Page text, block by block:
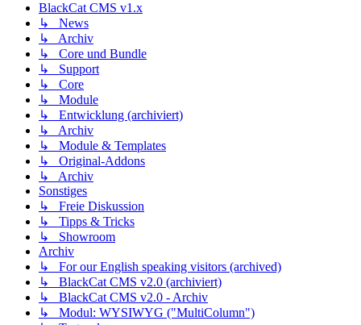
BlackCat CMS v1.x
↳ News
↳ Archiv
↳ Core und Bundle
↳ Support
↳ Core
↳ Module
↳ Entwicklung (archiviert)
↳ Archiv
↳ Module & Templates
↳ Original-Addons
↳ Archiv
Sonstiges
↳ Freie Diskussion
↳ Tipps & Tricks
↳ Showroom
Archiv
↳ For our English speaking visitors (archived)
↳ BlackCat CMS v2.0 (archiviert)
↳ BlackCat CMS v2.0 - Archiv
↳ Modul: WYSIWYG ("MultiColumn")